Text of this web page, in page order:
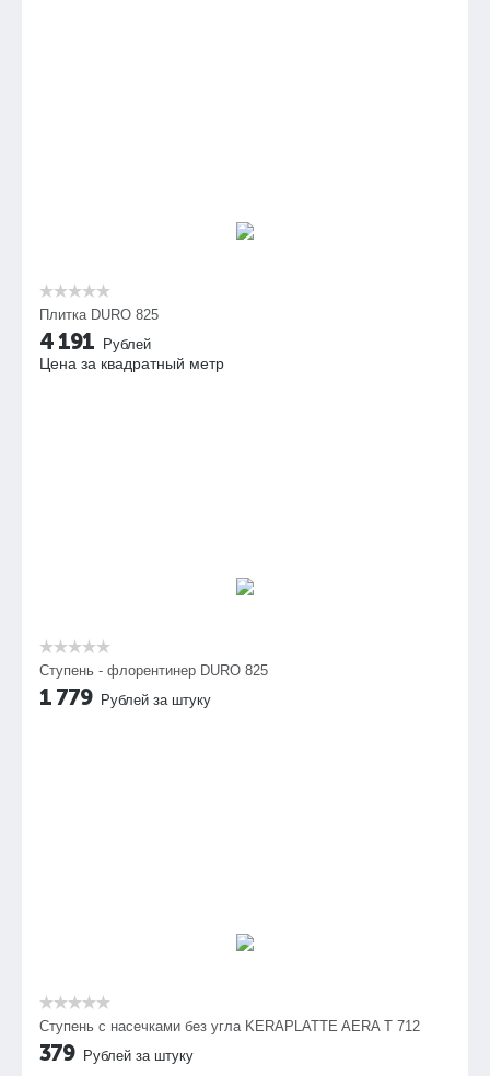
Плитка DURO 825
4 191 Рублей
Цена за квадратный метр
Ступень - флорентинер DURO 825
1 779 Рублей за штуку
Cтупень с насечками без угла KERAPLATTE AERA T 712
379 Рублей за штуку